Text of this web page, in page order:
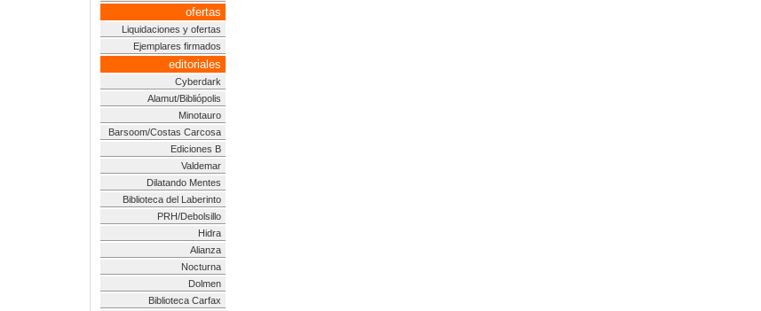
ofertas
Liquidaciones y ofertas
Ejemplares firmados
editoriales
Cyberdark
Alamut/Bibliópolis
Minotauro
Barsoom/Costas Carcosa
Ediciones B
Valdemar
Dilatando Mentes
Biblioteca del Laberinto
PRH/Debolsillo
Hidra
Alianza
Nocturna
Dolmen
Biblioteca Carfax